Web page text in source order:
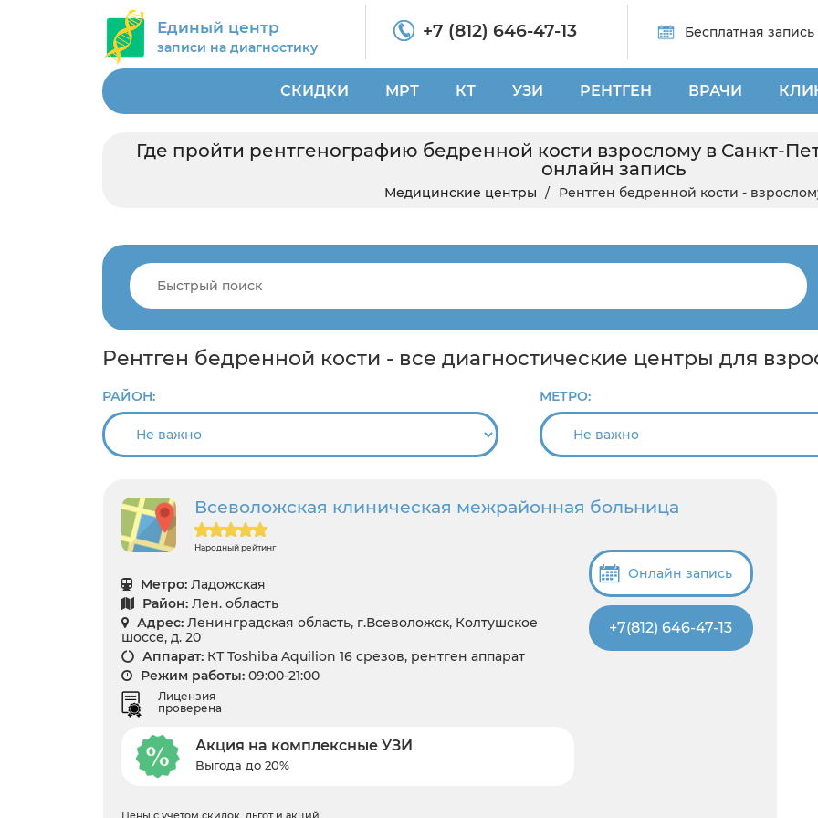
Единый центр
записи на диагностику
+7 (812) 646-47-13 Бесплатная запись
СКИДКИ МРТ КТ УЗИ РЕНТГЕН ВРАЧИ
Где пройти рентгенографию бедренной кости взрослому в Санкт-
онлайн запись
Медицинские центры Рентген бедренной кости -
Рентген бедренной кости - все диагностические центры для
РАЙОН: МЕТРО:
Всеволожская клиническая межрайонная больница
Народный рейтинг
Метро: Ладожская
Район: Лен. область
Адрес: Ленинградская область, г.Всеволожск, Колтушское
шоссе, д. 20
Аппарат: КТ Toshiba Aquilion 16 срезов, рентген аппарат
Режим работы: 09:00-21:00
Лицензия
проверена
Акция на комплексные УЗИ
Выгода до 20%
Онлайн запись
+7(812) 646-47-13
Цены с учетом скидок, льгот и акций